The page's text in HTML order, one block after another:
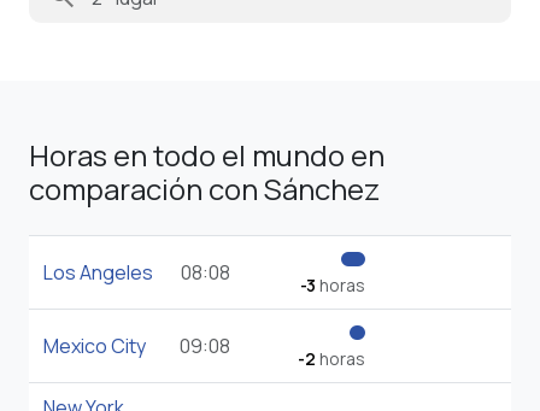
Horas en todo el mundo en
comparación con Sánchez
Los Angeles 08:08 -3 horas
Mexico City 09:08 -2 horas